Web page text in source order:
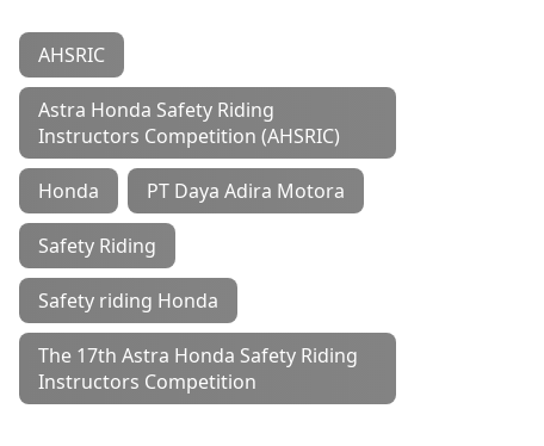
AHSRIC
Astra Honda Safety Riding
Instructors Competition (AHSRIC)
Honda PT Daya Adira Motora
Safety Riding
Safety riding Honda
The 17th Astra Honda Safety Riding
Instructors Competition